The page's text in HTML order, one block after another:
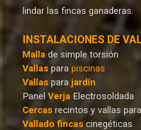
lindar las fincas ganaderas.
INSTALACIONES DE
Malla de simple torsión
Vallas para piscinas
Vallas para jardín
Panel Verja Electrosoldada
Cercas recintos y vallas
Vallado fincas cinegéticas